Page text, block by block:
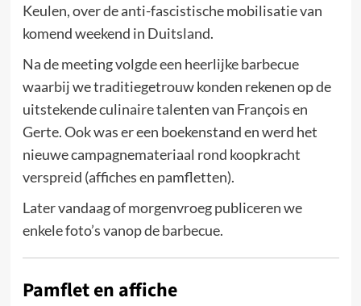
Keulen, over de anti-fascistische mobilisatie van
komend weekend in Duitsland.
Na de meeting volgde een heerlijke barbecue
waarbij we traditiegetrouw konden rekenen op de
uitstekende culinaire talenten van François en
Gerte. Ook was er een boekenstand en werd het
nieuwe campagnemateriaal rond koopkracht
verspreid (affiches en pamfletten).
Later vandaag of morgenvroeg publiceren we
enkele foto’s vanop de barbecue.
Pamflet en affiche